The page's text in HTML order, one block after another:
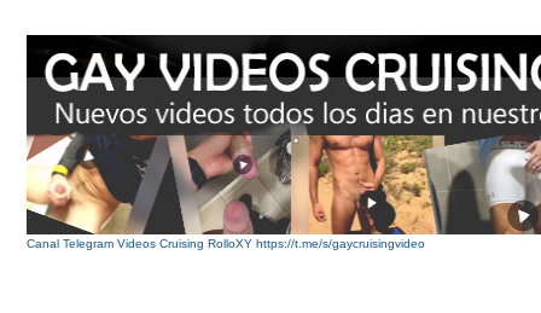
Canal Telegram Videos Cruising RolloXY https://t.me/s/gaycruisingvideo